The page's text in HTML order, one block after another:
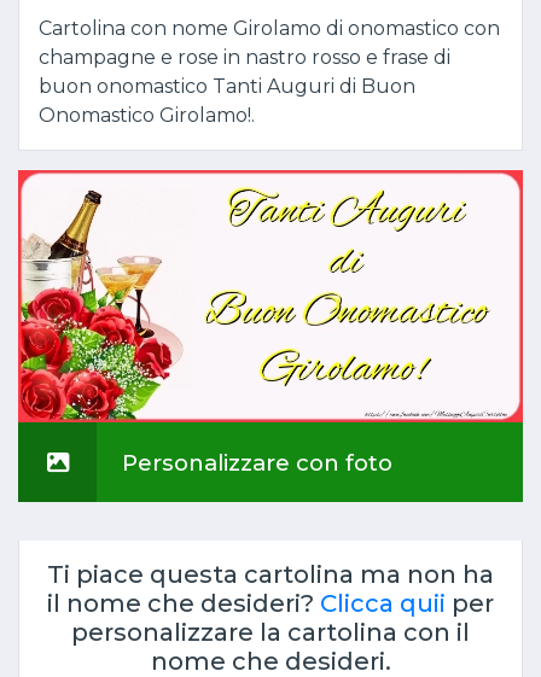
Cartolina con nome Girolamo di onomastico con
champagne e rose in nastro rosso e frase di
buon onomastico Tanti Auguri di Buon
Onomastico Girolamo!.
Personalizzare con foto
Ti piace questa cartolina ma non ha
il nome che desideri? Clicca quii per
personalizzare la cartolina con il
nome che desideri.